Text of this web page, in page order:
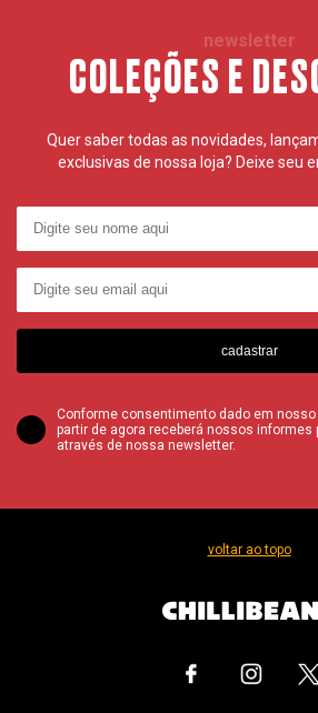
newsletter
COLEÇÕES E
Quer saber todas as novidades,
exclusivas de nossa loja? Deixe seu
cadastrar
Conforme consentimento dado em
partir de agora receberá nossos informes
através de nossa newsletter.
voltar ao topo